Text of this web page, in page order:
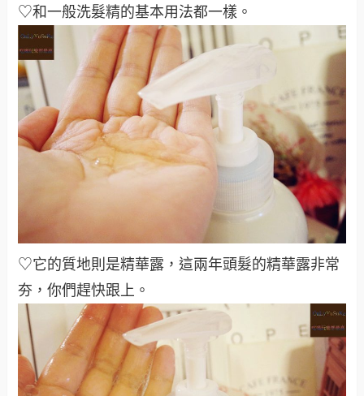
♡和一般洗髮精的基本用法都一樣 。
♡它的質地則是精華露，這兩年頭髮的精華露非常
夯，你們趕快跟上 。